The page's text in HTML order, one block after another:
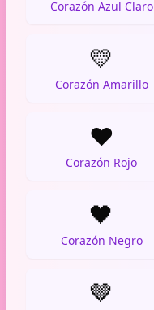
Corazón Azul Claro
💛
Corazón Amarillo
❤️
Corazón Rojo
🖤
Corazón Negro
🤎